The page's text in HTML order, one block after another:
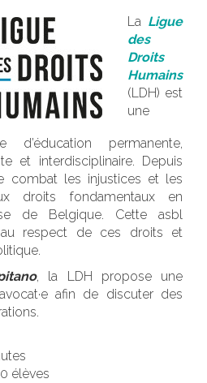
La Ligue
des
Droits
Humains
(LDH) est
une
d’éducation permanente,
et interdisciplinaire. Depuis
combat les injustices et les
droits fondamentaux en
de Belgique. Cette asbl
respect de ces droits et
, la LDH propose une
afin de discuter des
élèves